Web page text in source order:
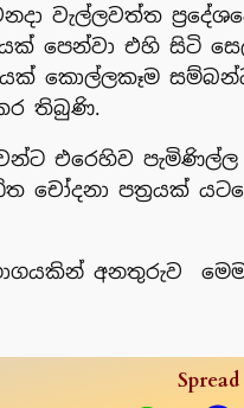
වැල්ලවත්ත
පෙන්වා එහි සිටි
කොල්ලකෑම
තිබුණි.
එරෙහිව
චෝදනා පත්‍රයක්
අනතුරුව